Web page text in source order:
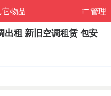
管理
物品
出租 新旧空调租赁 包安